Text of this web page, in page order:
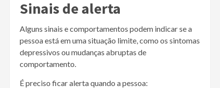
Sinais de alerta
Alguns sinais e comportamentos podem indicar se a
pessoa está em uma situação limite, como os sintomas
depressivos ou mudanças abruptas de
comportamento.
É preciso ficar alerta quando a pessoa: